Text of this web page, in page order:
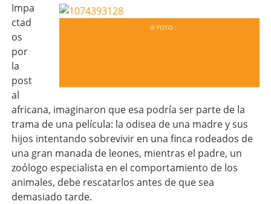
© FOTO :
Impa
ctad
os
por
la
post
al
africana, imaginaron que esa podría ser parte de la
trama de una película: la odisea de una madre y sus
hijos intentando sobrevivir en una finca rodeados de
una gran manada de leones, mientras el padre, un
zoólogo especialista en el comportamiento de los
animales, debe rescatarlos antes de que sea
demasiado tarde.